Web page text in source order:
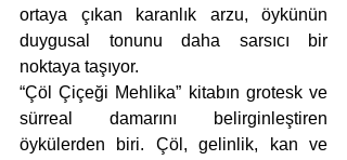
ortaya çıkan karanlık arzu, öykünün
duygusal tonunu daha sarsıcı bir
noktaya taşıyor.
“Çöl Çiçeği Mehlika” kitabın grotesk ve
sürreal damarını belirginleştiren
öykülerden biri. Çöl, gelinlik, kan ve